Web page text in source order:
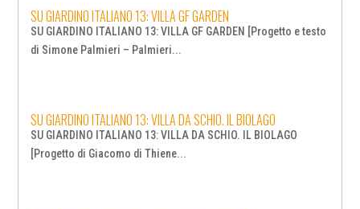
SU GIARDINO ITALIANO 13: VILLA GF GARDEN
SU GIARDINO ITALIANO 13: VILLA GF GARDEN [Progetto e testo
di Simone Palmieri – Palmieri...
SU GIARDINO ITALIANO 13: VILLA DA SCHIO. IL BIOLAGO
SU GIARDINO ITALIANO 13: VILLA DA SCHIO. IL BIOLAGO
[Progetto di Giacomo di Thiene...